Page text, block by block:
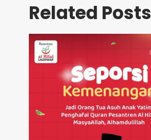
Related Posts